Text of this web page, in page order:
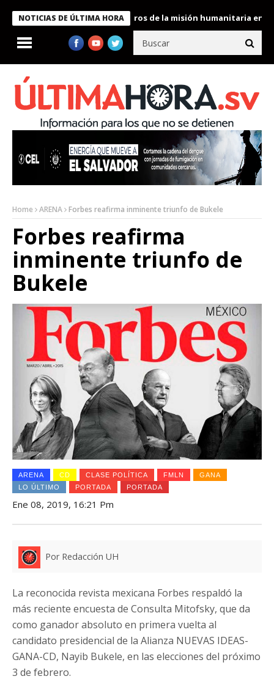
NOTICIAS DE ÚLTIMA HORA
Bukele condecora a miembros de la misión humanitaria enviada
Home ARENA Forbes reafirma inminente triunfo de Bukele
Forbes reafirma
inminente triunfo de
Bukele
ARENA CD CLASE POLÍTICA FMLN
GANA
LO ÚLTIMO
PORTADA PORTADA
Ene 08, 2019, 16:21 Pm
Por Redacción UH
La reconocida revista mexicana Forbes respaldó la
más reciente encuesta de Consulta Mitofsky, que da
como ganador absoluto en primera vuelta al
candidato presidencial de la Alianza NUEVAS IDEAS-
GANA-CD, Nayib Bukele, en las elecciones del próximo
3 de febrero.